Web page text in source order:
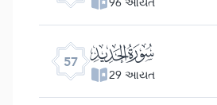
57 ﯦ
29 આયત